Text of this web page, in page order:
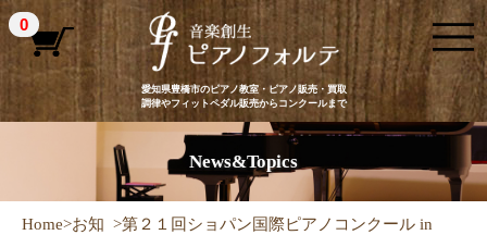
愛知県豊橋市のピアノ教室・ピアノ販売・買取
調律やフィットペダル販売からコンクールまで
0
News&Topics
Home>お知 >第２１回ショパン国際ピアノコンクール in